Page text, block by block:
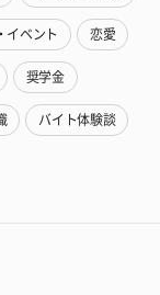
イベント 恋愛
奨学金
バイト体験談